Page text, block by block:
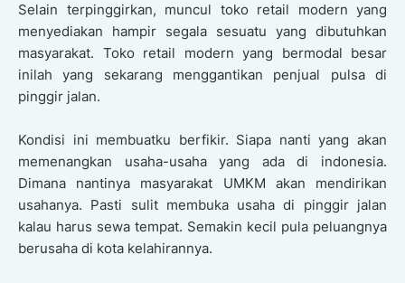
Selain terpinggirkan, muncul toko retail modern yang
menyediakan hampir segala sesuatu yang dibutuhkan
masyarakat. Toko retail modern yang bermodal besar
inilah yang sekarang menggantikan penjual pulsa di
pinggir jalan.
Kondisi ini membuatku berfikir. Siapa nanti yang akan
memenangkan usaha-usaha yang ada di indonesia.
Dimana nantinya masyarakat UMKM akan mendirikan
usahanya. Pasti sulit membuka usaha di pinggir jalan
kalau harus sewa tempat. Semakin kecil pula peluangnya
berusaha di kota kelahirannya.